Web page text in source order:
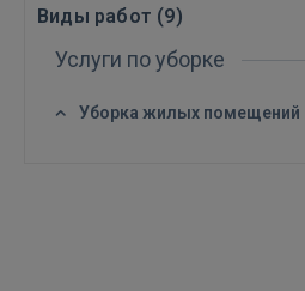
Войти
Виды работ (9)
Услуги по уборке
Уборка жилых помещений